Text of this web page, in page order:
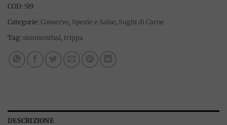
COD: 519
Categorie: Conserve, Spezie e Salse, Sughi di Carne
Tag: simmenthal , trippa
DESCRIZIONE